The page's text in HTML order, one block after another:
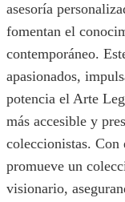
asesoría
fomentan el
contemporáneo.
apasionados,
potencia el Arte
más accesible y
coleccionistas. Con
promueve un
visionario,